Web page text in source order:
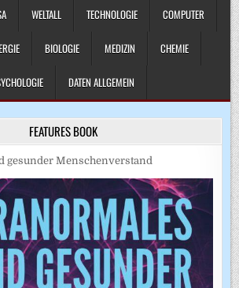
WELTALL TECHNOLOGIE COMPUTER
BIOLOGIE MEDIZIN CHEMIE
DATEN ALLGEMEIN
FEATURES BOOK
gesunder Menschenverstand